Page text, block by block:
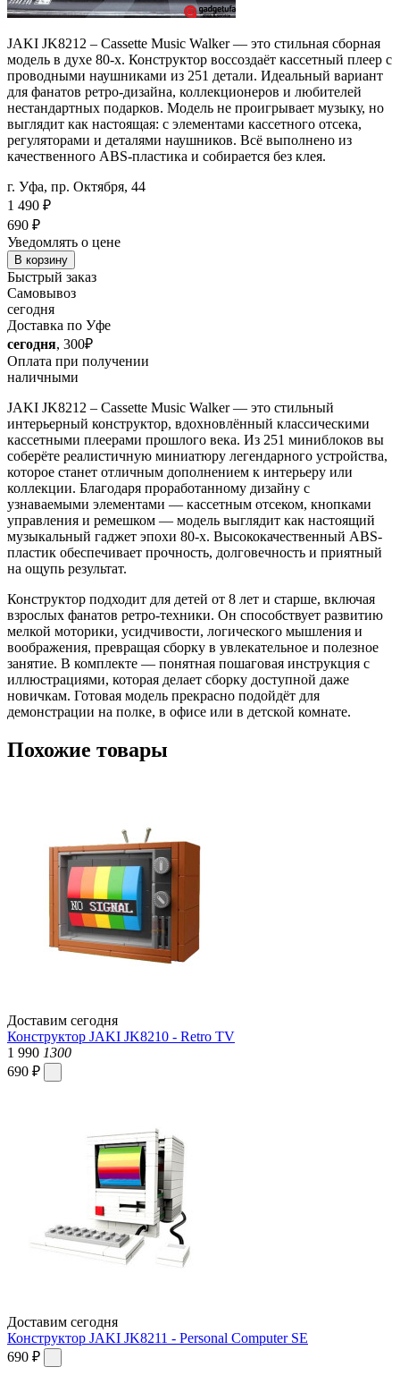
JAKI JK8212 – Cassette Music Walker — это стильная сборная
модель в духе 80-х. Конструктор воссоздаёт кассетный плеер с
проводными наушниками из 251 детали. Идеальный вариант
для фанатов ретро-дизайна, коллекционеров и любителей
нестандартных подарков. Модель не проигрывает музыку, но
выглядит как настоящая: с элементами кассетного отсека,
регуляторами и деталями наушников. Всё выполнено из
качественного ABS-пластика и собирается без клея.
г. Уфа, пр. Октября, 44
1 490 ₽
690 ₽
Уведомлять о цене
В корзину
Быстрый заказ
Самовывоз
сегодня
Доставка по Уфе
сегодня, 300₽
Оплата при получении
наличными
JAKI JK8212 – Cassette Music Walker — это стильный
интерьерный конструктор, вдохновлённый классическими
кассетными плеерами прошлого века. Из 251 миниблоков вы
соберёте реалистичную миниатюру легендарного устройства,
которое станет отличным дополнением к интерьеру или
коллекции. Благодаря проработанному дизайну с
узнаваемыми элементами — кассетным отсеком, кнопками
управления и ремешком — модель выглядит как настоящий
музыкальный гаджет эпохи 80-х. Высококачественный ABS-
пластик обеспечивает прочность, долговечность и приятный
на ощупь результат.
Конструктор подходит для детей от 8 лет и старше, включая
взрослых фанатов ретро-техники. Он способствует развитию
мелкой моторики, усидчивости, логического мышления и
воображения, превращая сборку в увлекательное и полезное
занятие. В комплекте — понятная пошаговая инструкция с
иллюстрациями, которая делает сборку доступной даже
новичкам. Готовая модель прекрасно подойдёт для
демонстрации на полке, в офисе или в детской комнате.
Похожие товары
Доставим сегодня
Конструктор JAKI JK8210 - Retro TV
1 990 1300
690 ₽
Доставим сегодня
Конструктор JAKI JK8211 - Personal Computer SE
690 ₽